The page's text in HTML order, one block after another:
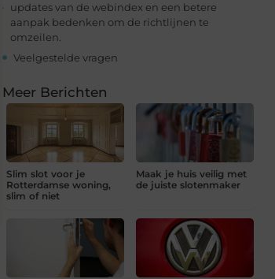
updates van de webindex en een betere
aanpak bedenken om de richtlijnen te
omzeilen.
Veelgestelde vragen
Meer Berichten
Slim slot voor je
Rotterdamse woning,
slim of niet
Maak je huis veilig met
de juiste slotenmaker